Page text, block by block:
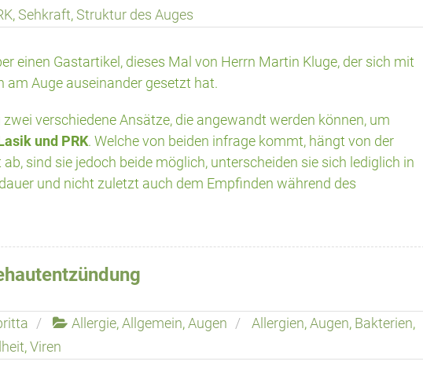
, Sehkraft, Struktur des Auges
einen Gastartikel, dieses Mal von Herrn Martin Kluge, der sich mit
am Auge auseinander gesetzt hat.
verschiedene Ansätze, die angewandt werden können, um
und PRK. Welche von beiden infrage kommt, hängt von der
sind sie jedoch beide möglich, unterscheiden sie sich lediglich in
und nicht zuletzt auch dem Empfinden während des
Allergie,Allgemein,Augen Allergien,Augen, Bakterien,
,Viren